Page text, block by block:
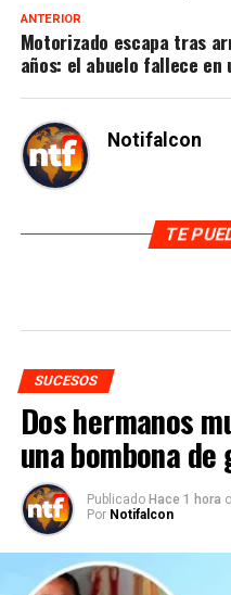
ANTERIOR
Motorizado escapa tras
años: el abuelo fallece en
Notifalcon
TE
SUCESOS
Dos hermanos
una bombona
Publicado Hace 1 hora
Por Notifalcon